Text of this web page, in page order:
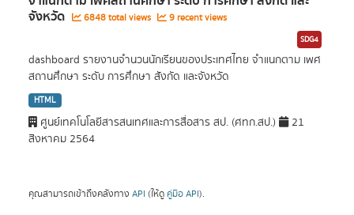
จังหวัด 6848 total views 9 recent views
SDG4
dashboard รายงานจำนวนนักเรียนของประเทศไทย จำแนกตาม เพศ
สถานศึกษา ระดับ การศึกษา สังกัด และจังหวัด
HTML
ศูนย์เทคโนโลยีสารสนเทศและการสื่อสาร สป. (ศทก.สป.)
21
สิงหาคม 2564
คุณสามารถเข้าถึงคลังทาง API (ให้ดู คู่มือ API).